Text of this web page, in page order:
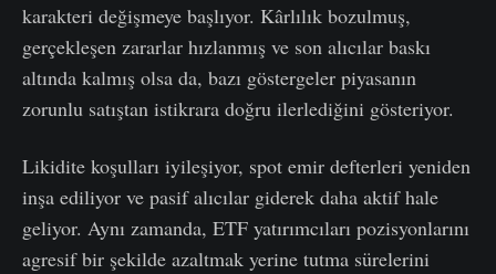
karakteri değişmeye başlıyor. Kârlılık bozulmuş,
gerçekleşen zararlar hızlanmış ve son alıcılar baskı
altında kalmış olsa da, bazı göstergeler piyasanın
zorunlu satıştan istikrara doğru ilerlediğini gösteriyor.
Likidite koşulları iyileşiyor, spot emir defterleri yeniden
inşa ediliyor ve pasif alıcılar giderek daha aktif hale
geliyor. Aynı zamanda, ETF yatırımcıları pozisyonlarını
agresif bir şekilde azaltmak yerine tutma sürelerini